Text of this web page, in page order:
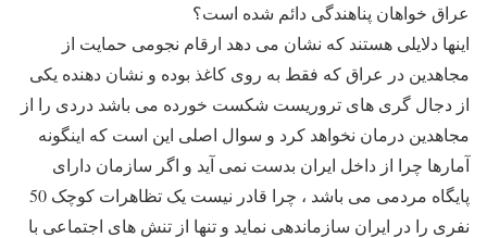
عراق خواهان پناهندگی دائم شده است؟
اینها دلایلی هستند که نشان می دهد ارقام نجومی حمایت از
مجاهدین در عراق که فقط به روی کاغذ بوده و نشان دهنده یکی
از دجال گری های تروریست شکست خورده می باشد دردی را از
مجاهدین درمان نخواهد کرد و سوال اصلی این است که اینگونه
آمارها چرا از داخل ایران بدست نمی آید و اگر سازمان دارای
پایگاه مردمی می باشد ، چرا قادر نیست یک تظاهرات کوچک 50
نفری را در ایران سازماندهی نماید و تنها از تنش های اجتماعی با